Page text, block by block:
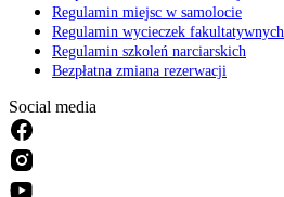
Regulamin miejsc w samolocie
Regulamin wycieczek fakultatywnych
Regulamin szkoleń narciarskich
Bezpłatna zmiana rezerwacji
Social media